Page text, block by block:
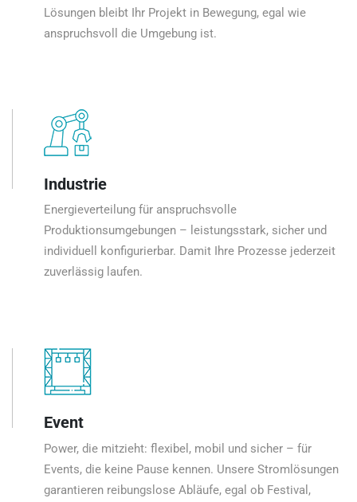
Lösungen bleibt Ihr Projekt in Bewegung, egal wie
anspruchsvoll die Umgebung ist.
Industrie
Energieverteilung für anspruchsvolle
Produktionsumgebungen – leistungsstark, sicher und
individuell konfigurierbar. Damit Ihre Prozesse jederzeit
zuverlässig laufen.
Event
Power, die mitzieht: flexibel, mobil und sicher – für
Events, die keine Pause kennen. Unsere Stromlösungen
garantieren reibungslose Abläufe, egal ob Festival,